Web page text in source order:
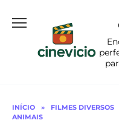
para
conteúdo
INÍCIO » FILMES DIVERSOS
ANIMAIS